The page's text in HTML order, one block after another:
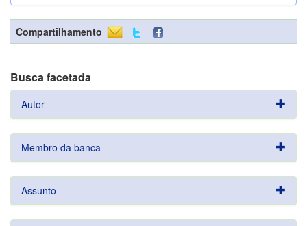
Compartilhamento
Busca facetada
Autor
Membro da banca
Assunto